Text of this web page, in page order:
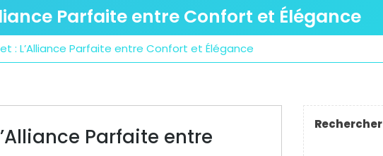
Parfaite entre Confort et Élégance
: L’Alliance Parfaite entre Confort et Élégance
Parfaite entre
Rechercher